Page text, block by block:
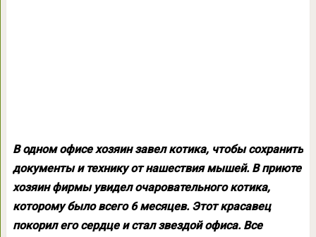
В одном офисе хозяин завел котика, чтобы сохранить
документы и технику от нашествия мышей. В приюте
хозяин фирмы увидел очаровательного котика,
которому было всего 6 месяцев. Этот красавец
покорил его сердце и стал звездой офиса. Все